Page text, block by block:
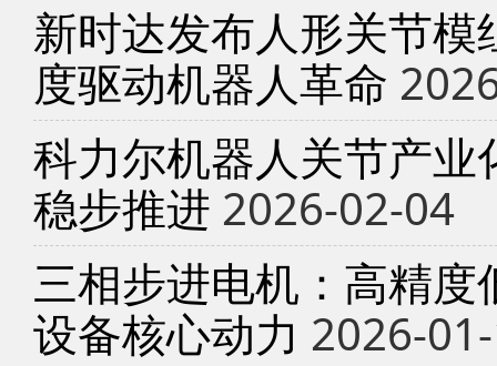
新时达发布人形关节
度驱动机器人革命
科力尔机器人关节产
稳步推进 2026-02-04
三相步进电机：高精
设备核心动力 2026-